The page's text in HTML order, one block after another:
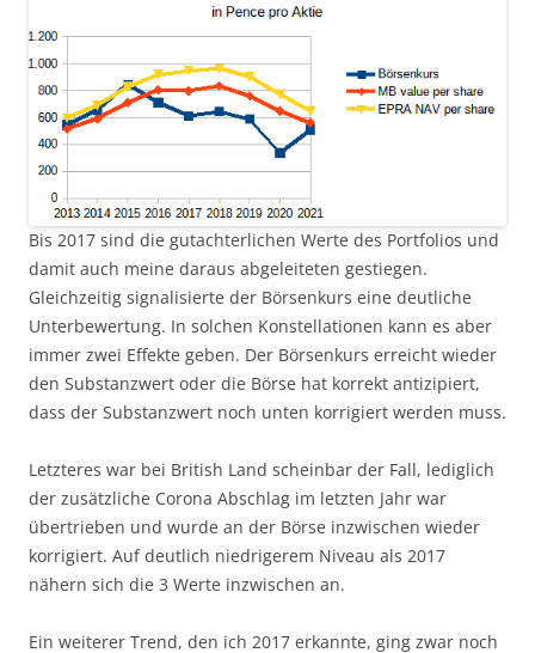
Bis 2017 sind die gutachterlichen Werte des Portfolios und
damit auch meine daraus abgeleiteten gestiegen.
Gleichzeitig signalisierte der Börsenkurs eine deutliche
Unterbewertung. In solchen Konstellationen kann es aber
immer zwei Effekte geben. Der Börsenkurs erreicht wieder
den Substanzwert oder die Börse hat korrekt antizipiert,
dass der Substanzwert noch unten korrigiert werden muss.
Letzteres war bei British Land scheinbar der Fall, lediglich
der zusätzliche Corona Abschlag im letzten Jahr war
übertrieben und wurde an der Börse inzwischen wieder
korrigiert. Auf deutlich niedrigerem Niveau als 2017
nähern sich die 3 Werte inzwischen an.
Ein weiterer Trend, den ich 2017 erkannte, ging zwar noch